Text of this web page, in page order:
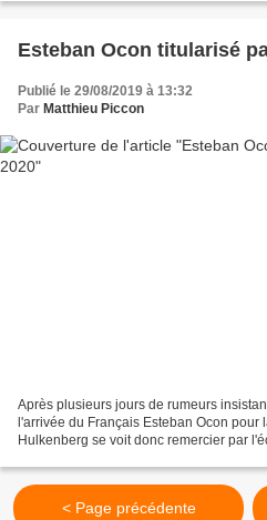
Esteban Ocon titularisé
Publié le 29/08/2019 à 13:32
Par Matthieu Piccon
Après plusieurs jours de rumeurs
l'arrivée du Français Esteban Ocon
Hulkenberg se voit donc remercier par
< Page précédente